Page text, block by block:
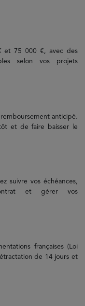
et 75 000 €, avec des
selon vos projets
anticipé.
et de faire baisser le
suivre vos échéances,
et gérer vos
françaises (Loi
de 14 jours et